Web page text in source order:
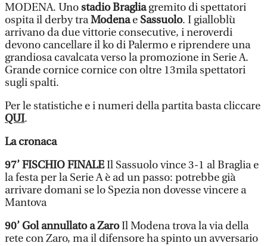
MODENA. Unostadio Bragliagremito di spettatori
ospita il derby traModenae Sassuolo. I gialloblù
arrivano da due vittorie consecutive, i neroverdi
devono cancellare il ko di Palermo e riprendere una
grandiosa cavalcata verso la promozione in Serie A.
Grande cornice cornice con oltre 13mila spettatori
sugli spalti.
Per le statistiche e i numeri della partita basta cliccare
QUI.
La cronaca
97’ FISCHIO FINALEIl Sassuolo vince 3-1 al Braglia e
la festa per la Serie A è ad un passo: potrebbe già
arrivare domani se lo Spezia non dovesse vincere a
Mantova
90’ Gol annullato a ZaroIl Modena trova la via della
rete con Zaro, ma il difensore ha spinto un avversario